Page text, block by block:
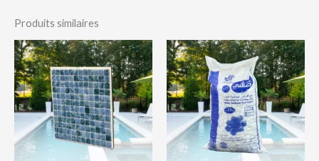
Produits similaires